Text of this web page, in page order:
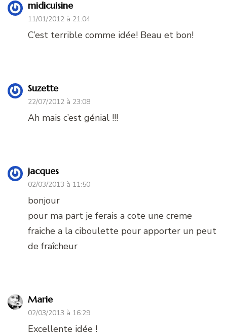
midicuisine
11/01/2012 à 21:04
C’est terrible comme idée! Beau et bon!
Suzette
22/07/2012 à 23:08
Ah mais c’est génial !!!
jacques
02/03/2013 à 11:50
bonjour
pour ma part je ferais a cote une creme
fraiche a la ciboulette pour apporter un peut
de fraîcheur
Marie
02/03/2013 à 16:29
Excellente idée !